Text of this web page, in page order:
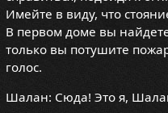
Имейте в виду, что
В первом доме вы
только вы потушите
голос.
Шалан: Сюда! Это я,